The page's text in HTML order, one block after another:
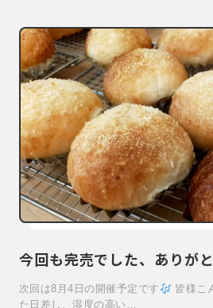
今回も完売でした、ありが
次回は8月4日の開催予定です
皆様こ
た日差し、湿度の高い…